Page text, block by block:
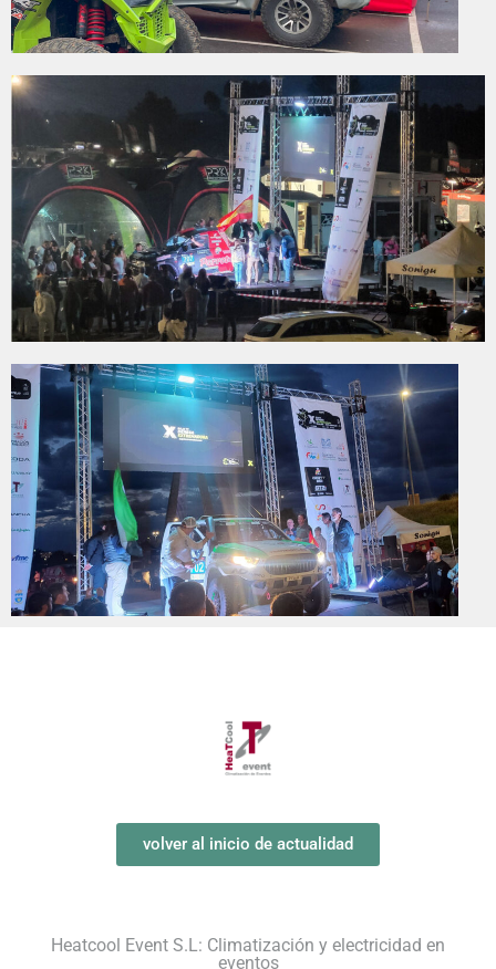
volver al inicio de actualidad
Heatcool Event S.L: Climatización y electricidad en
eventos